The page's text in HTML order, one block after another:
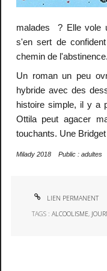
malades ? Elle vole
s'en sert de
chemin de l'abstinence.
Un roman un peu
hybride avec des
histoire simple, il y a
Ottila peut agacer
touchants. Une
Milady 2018 Public : adultes
LIEN PERMANENT
TAGS :ALCOOLISME,